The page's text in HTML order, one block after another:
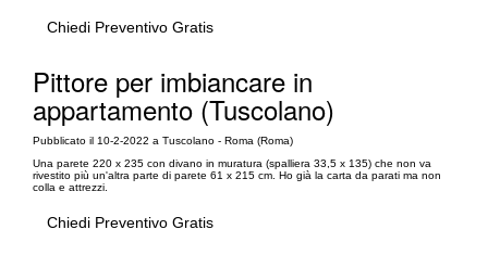
Chiedi Preventivo Gratis
Pittore per imbiancare in
appartamento (Tuscolano)
Pubblicato il 10-2-2022 a Tuscolano - Roma (Roma)
Una parete 220 x 235 con divano in muratura (spalliera 33,5 x 135) che non va
rivestito più un'altra parte di parete 61 x 215 cm. Ho già la carta da parati ma non
colla e attrezzi.
Chiedi Preventivo Gratis